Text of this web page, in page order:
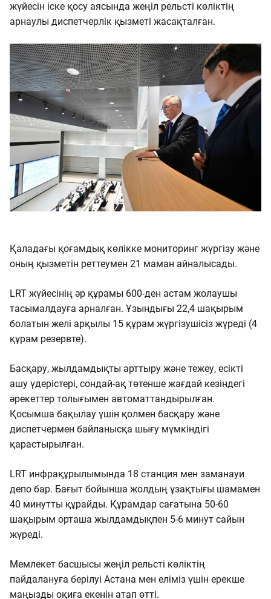
жүйесін іске қосу аясында жеңіл рельсті көліктің
арнаулы диспетчерлік қызметі жасақталған.
Қаладағы қоғамдық көлікке мониторинг жүргізу және
оның қызметін реттеумен 21 маман айналысады.
LRT жүйесінің әр құрамы 600-ден астам жолаушы
тасымалдауға арналған. Ұзындығы 22,4 шақырым
болатын желі арқылы 15 құрам жүргізушісіз жүреді (4
құрам резервте).
Басқару, жылдамдықты арттыру және тежеу, есікті
ашу үдерістері, сондай-ақ төтенше жағдай кезіндегі
әрекеттер толығымен автоматтандырылған.
Қосымша бақылау үшін қолмен басқару және
диспетчермен байланысқа шығу мүмкіндігі
қарастырылған.
LRT инфрақұрылымында 18 станция мен заманауи
депо бар. Бағыт бойынша жолдың ұзақтығы шамамен
40 минутты құрайды. Құрамдар сағатына 50-60
шақырым орташа жылдамдықпен 5-6 минут сайын
жүреді.
Мемлекет басшысы жеңіл рельсті көліктің
пайдалануға берілуі Астана мен еліміз үшін ерекше
маңызды оқиға екенін атап өтті.